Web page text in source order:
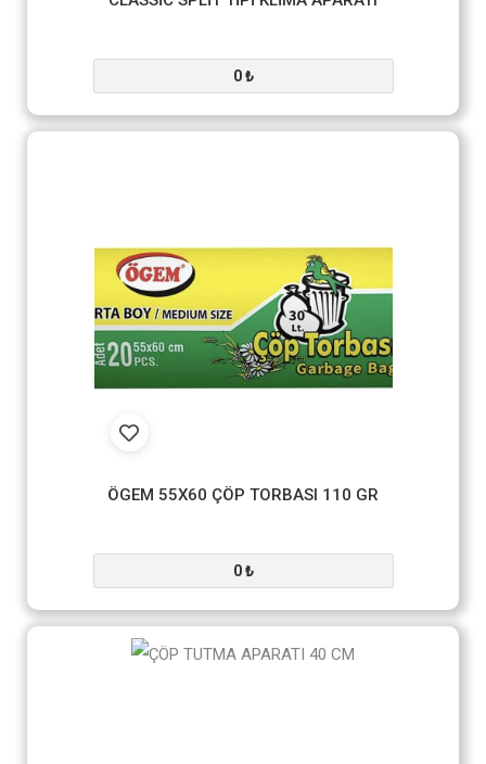
0 ₺
ÖGEM 55X60 ÇÖP TORBASI 110 GR
0 ₺